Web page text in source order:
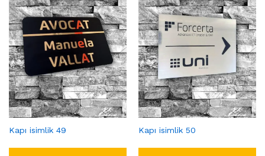
Kapı isimlik 49 Kapı isimlik 50